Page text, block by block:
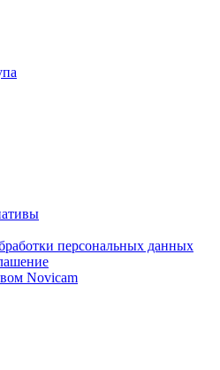
персональных данных
Novicam